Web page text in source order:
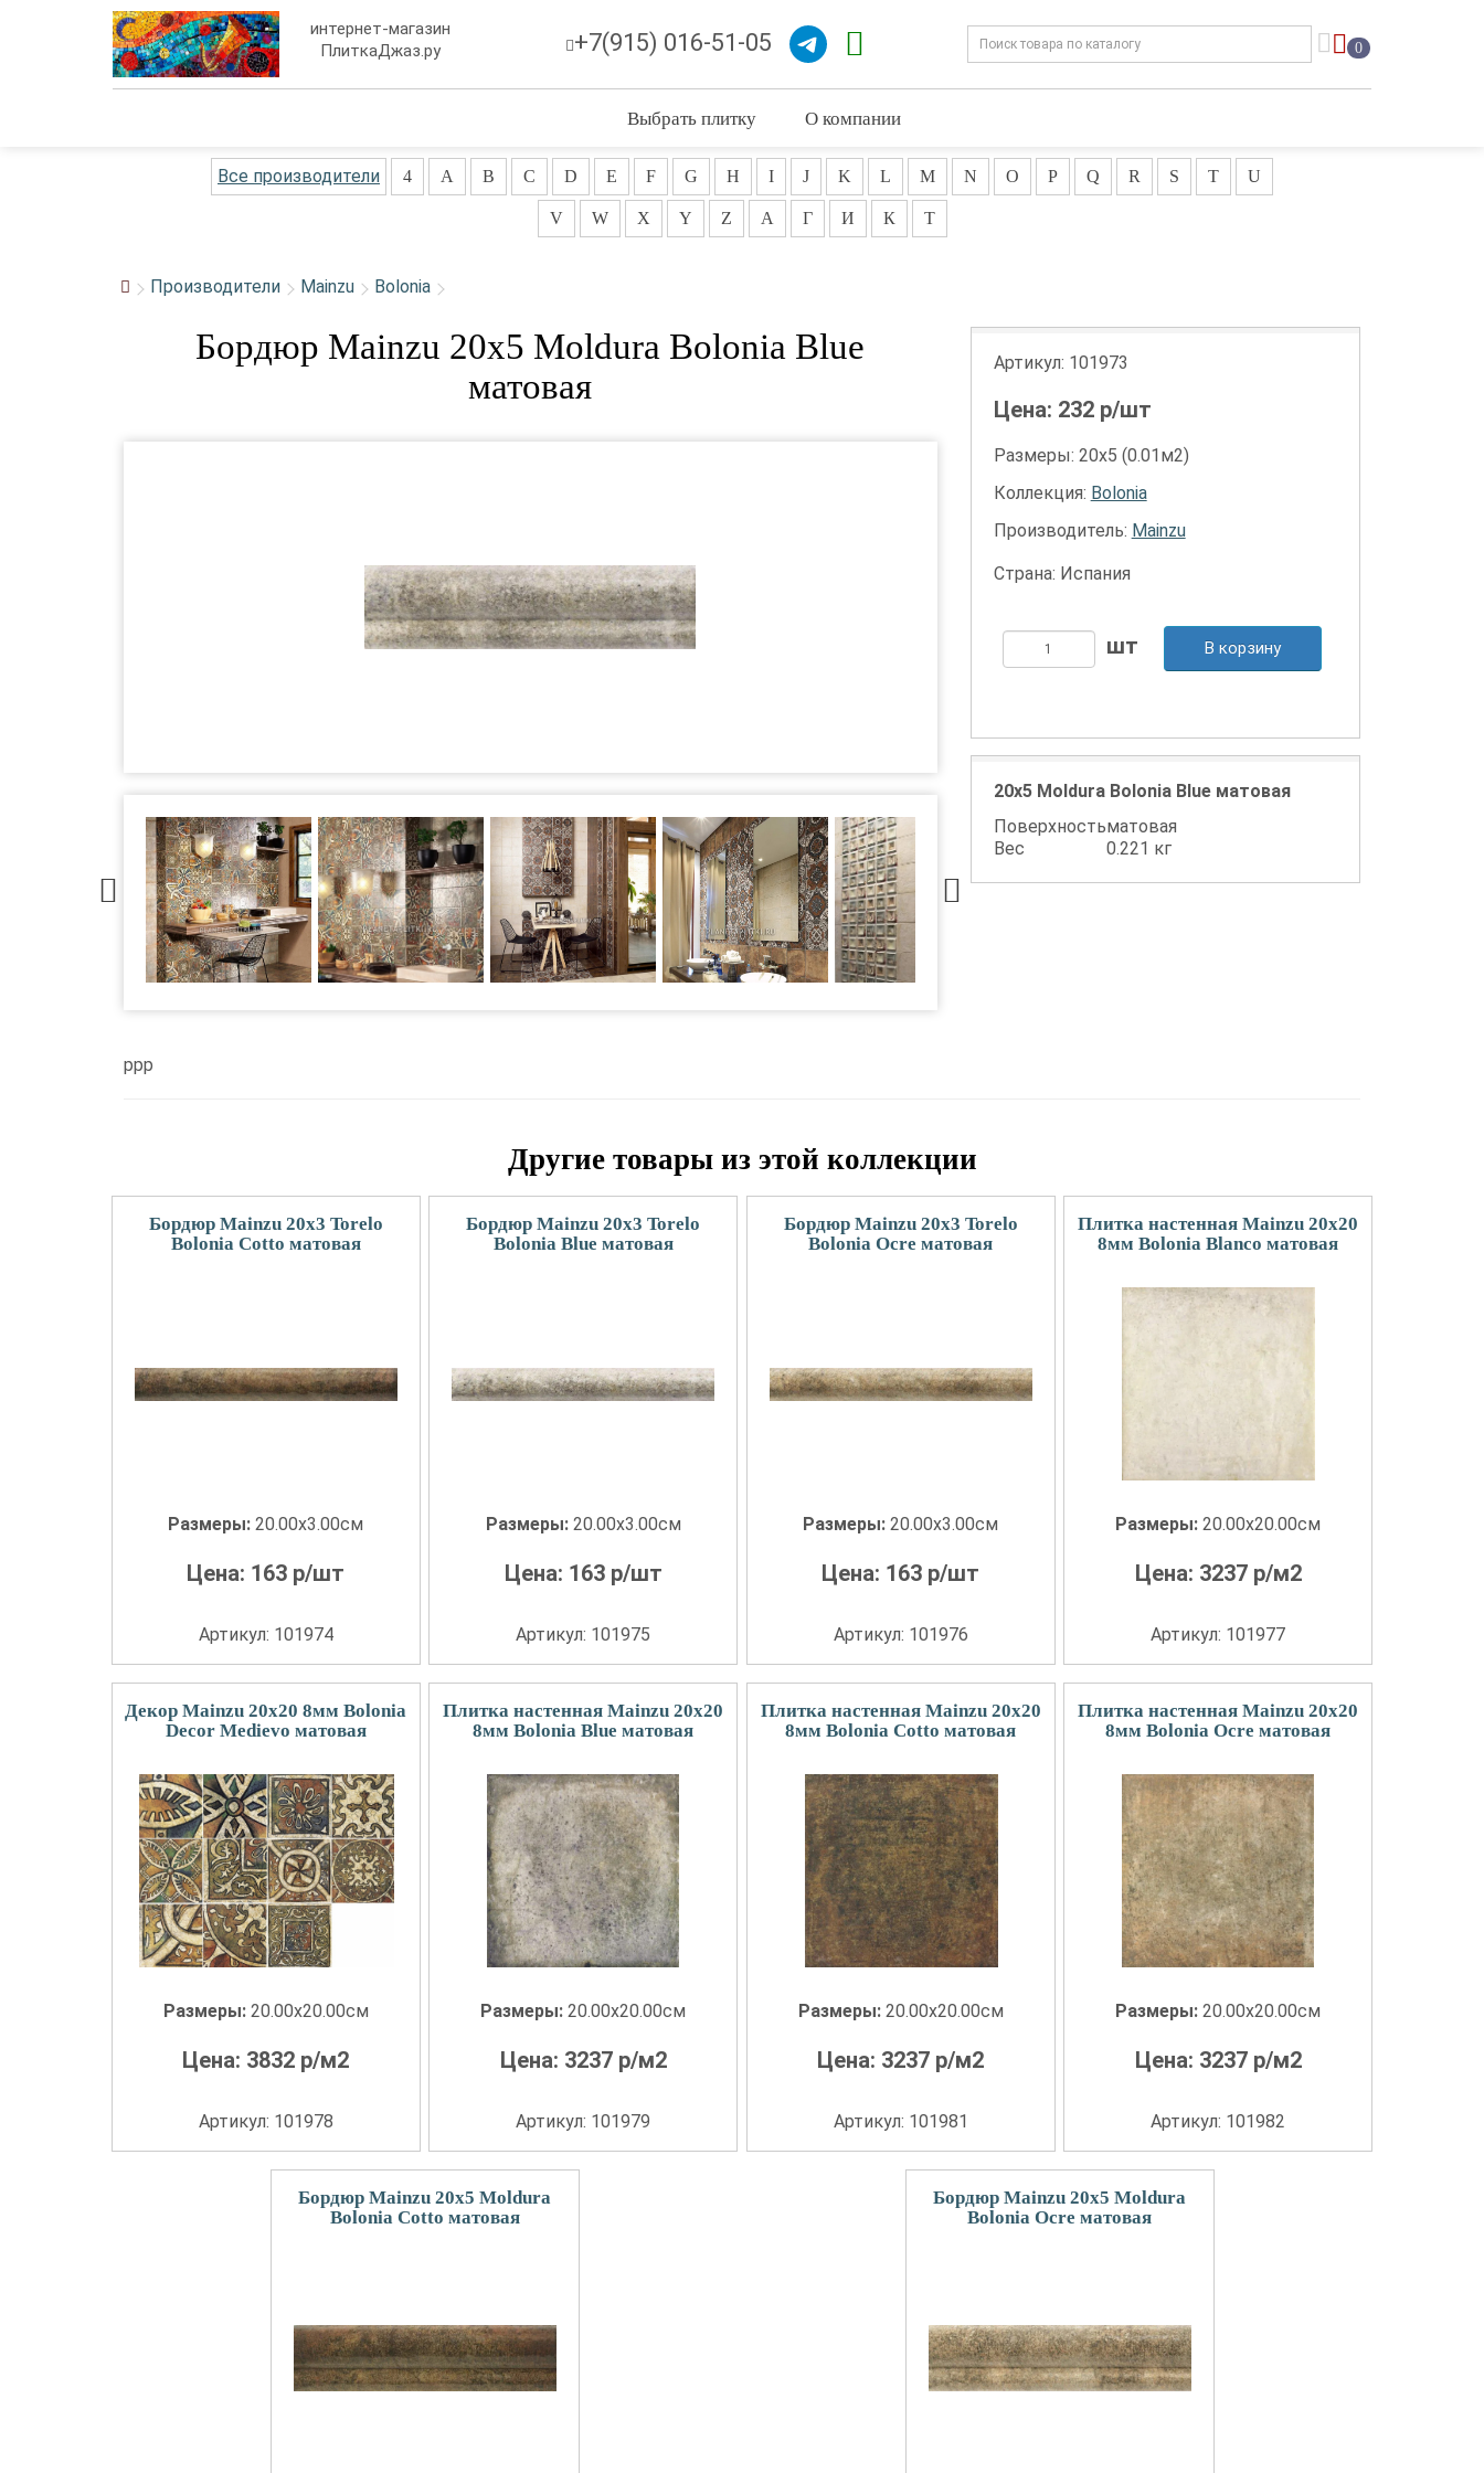
интернет-магазин
ПлиткаДжаз.ру
+7(915) 016-51-05 0
Выбрать плитку О компании
Все производители 4 A B C D E F G H I J K L M N O P Q R S T U
V W X Y Z А Г И К Т
Производители Mainzu Bolonia
Бордюр Mainzu 20x5 Moldura Bolonia Blue
матовая
Артикул: 101973
Цена: 232р/шт
Размеры: 20х5 (0.01м2)
Коллекция: Bolonia
Производитель: Mainzu
Страна: Испания
В корзину
20x5 Moldura Bolonia Blue матовая
Поверхностьматовая
Вес
0.221 кг
ppp
Другие товары из этой коллекции
Бордюр Mainzu 20x3 Torelo
Bolonia Cotto матовая
Размеры:20.00x3.00см
Цена: 163 р/шт
Артикул: 101974
Бордюр Mainzu 20x3 Torelo
Bolonia Blue матовая
Размеры: 20.00x3.00см
Цена: 163р/шт
Артикул: 101975
Бордюр Mainzu 20x3 Torelo
Bolonia Ocre матовая
Размеры:20.00x3.00см
Цена: 163 р/шт
Артикул: 101976
Плитка настенная Mainzu 20x20
8мм Bolonia Blanco матовая
Размеры:20.00x20.00см
Цена: 3237р/м2
Артикул: 101977
Декор Mainzu 20x20 8мм Bolonia
Decor Medievo матовая
Размеры: 20.00x20.00см
Цена: 3832 р/м2
Артикул: 101978
Плитка настенная Mainzu 20x20
8мм Bolonia Blue матовая
Размеры:20.00x20.00см
Цена: 3237р/м2
Артикул: 101979
Плитка настенная Mainzu 20x20
8мм Bolonia Cotto матовая
Размеры: 20.00x20.00см
Цена: 3237 р/м2
Артикул: 101981
Плитка настенная Mainzu 20x20
8мм Bolonia Ocre матовая
Размеры:20.00x20.00см
Цена: 3237р/м2
Артикул: 101982
Бордюр Mainzu 20x5 Moldura
Bolonia Cotto матовая
Бордюр Mainzu 20x5 Moldura
Bolonia Ocre матовая